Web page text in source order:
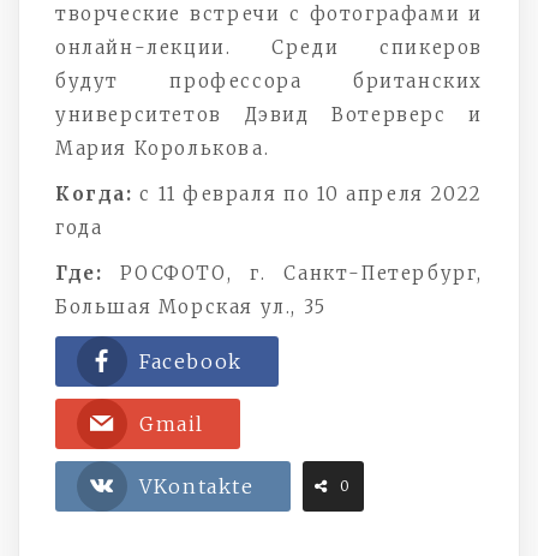
творческие встречи с фотографами и
онлайн-лекции. Среди спикеров
будут профессора британских
университетов Дэвид Вотерверс и
Мария Королькова.
Когда: с 11 февраля по 10 апреля 2022
года
Где: РОСФОТО, г. Санкт-Петербург,
Большая Морская ул., 35
Facebook
Gmail
VKontakte 0